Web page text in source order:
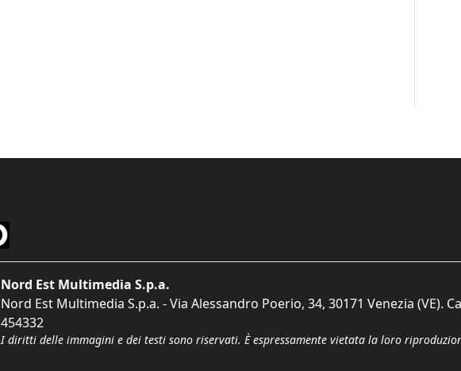
Nord Est Multimedia S.p.a.
Nord Est Multimedia S.p.a. - Via Alessandro Poerio, 34, 30171 Venezia (VE).
454332
I diritti delle immagini e dei testi sono riservati. È espressamente vietata la loro